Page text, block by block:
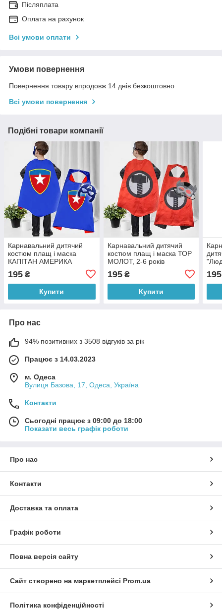
Післяплата
Оплата на рахунок
Всі умови оплати
Умови повернення
Повернення товару впродовж 14 днів безкоштовно
Всі умови повернення
Подібні товари компанії
Карнавальний дитячий
костюм плащ і маска
КАПІТАН АМЕРИКА
195 ₴
Купити
Карнавальний дитячий
костюм плащ і маска ТОР
МОЛОТ, 2-6 років
195₴
Купити
363)
195
Про нас
94% позитивних з 3508 відгуків за рік
Працює з 14.03.2023
м. Одеса
Вулиця Базова, 17, Одеса, Україна
Контакти
Сьогодні працює з 09:00 до 18:00
Показати весь графік роботи
Про нас
Контакти
Доставка та оплата
Графік роботи
Повна версія сайту
Сайт створено на маркетплейсі Prom.ua
Політика конфіденційності